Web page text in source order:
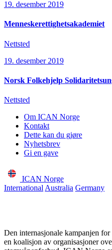
19. desember 2019
Menneskerettighetsakademiet
Nettsted
19. desember 2019
Norsk Folkehjelp
Nettsted
Om ICAN Norge
Kontakt
Dette kan du gjøre
Nyhetsbrev
Gi en gave
ICAN Norge
International Australia Germany
Den internasjonale kampanjen
en koalisjon av organisasjoner